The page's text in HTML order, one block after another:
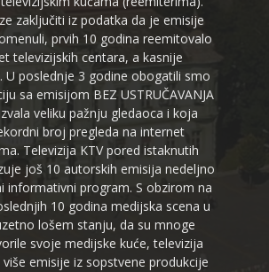
zaključiti iz podatka da je emisije
prvih 10 godina reemitovalo
televizijskih centara, a kasnije
U poslednje 3 godine obogatili smo
sa emisijom BEZ USTRUČAVANJA
veliku pažnju gledaoca i koja
broj pregleda na internet
Televizija KTV pored istaknutih
još 10 autorskih emisija nedeljno
informativni program. S obzirom na
10 godina medijska scena u
lošem stanju, da su mnoge
svoje medijske kuće, televizija
više emisije iz sopstvene produkcije